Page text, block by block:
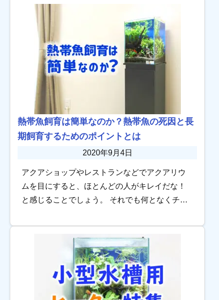
熱帯魚飼育は簡単なのか？熱帯魚の死因と長
期飼育するためのポイントとは
2020年9月4日
アクアショップやレストランなどでアクアリウ
ムを目にすると、ほとんどの人がキレイだな！
と感じることでしょう。 それでも何となくチャ
う」というイメージがあるからかと思います。